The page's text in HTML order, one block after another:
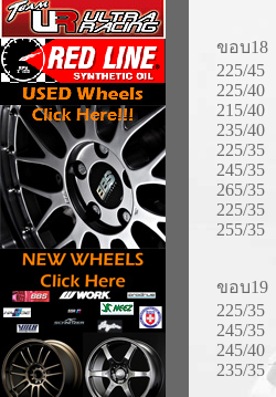
ขอบ18
225/45
225/40
215/40
235/40
225/35
245/35
265/35
225/35
255/35
ขอบ19
225/35
245/35
245/40
235/35